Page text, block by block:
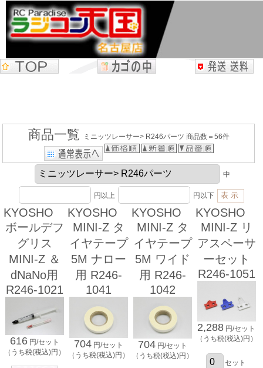
商品一覧 ミニッツレーサー> R246パーツ 商品数＝56件
中
円以上 円以下
KYOSHO
ボールデフ
グリス
MINI-Z ＆
dNaNo用
R246-1021
616 円/セット
（うち税(税込)円）
KYOSHO
MINI-Z タ
イヤテープ
5M ナロー
用 R246-
1041
704 円/セット
（うち税(税込)円）
KYOSHO
MINI-Z タ
イヤテープ
5M ワイド
用 R246-
1042
704 円/セット
（うち税(税込)円）
KYOSHO
MINI-Z リ
アスペーサ
ーセット
R246-1051
2,288 円/セット
（うち税(税込)円）
セット